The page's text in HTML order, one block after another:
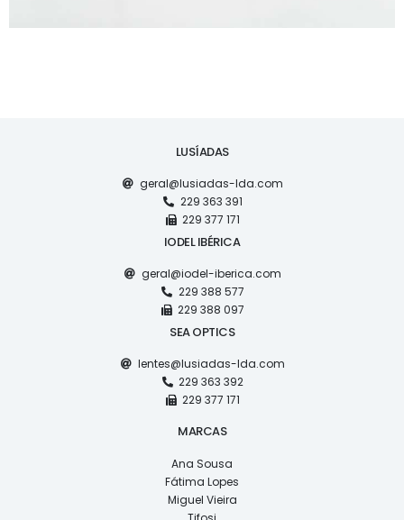
LUSÍADAS
geral@lusiadas-lda.com
229 363 391
229 377 171
IODEL IBÉRICA
geral@iodel-iberica.com
229 388 577
229 388 097
SEA OPTICS
lentes@lusiadas-lda.com
229 363 392
229 377 171
MARCAS
Ana Sousa
Fátima Lopes
Miguel Vieira